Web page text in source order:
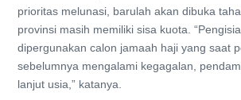
prioritas melunasi, barulah akan dibuka
provinsi masih memiliki sisa kuota.
dipergunakan calon jamaah haji yang saat
sebelumnya mengalami kegagalan,
lanjut usia,” katanya.